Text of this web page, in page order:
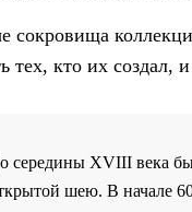
сокровища
тех, кто их создал,
середины XVIII века
шею. В начале